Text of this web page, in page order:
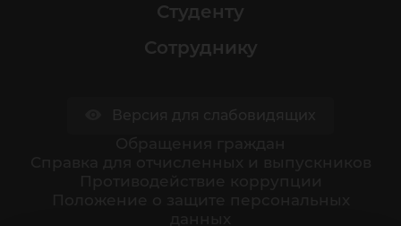
Студенту
Сотруднику